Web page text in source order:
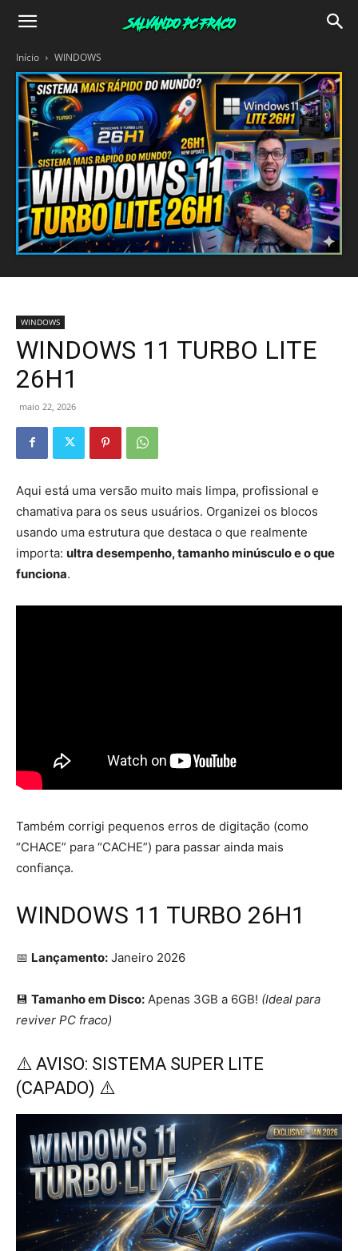
Salvando
Fraco
Início WINDOWS
WINDOWS
WINDOWS 11 TURBO LITE
26H1
maio 22, 2026
Aqui está uma versão muito mais limpa, profissional e
chamativa para os seus usuários. Organizei os blocos
usando uma estrutura que destaca o que realmente
importa: ultra desempenho, tamanho minúsculo e o que
funciona.
Também corrigi pequenos erros de digitação (como
“CHACE” para “CACHE”) para passar ainda mais
confiança.
WINDOWS 11 TURBO 26H1
📅 Lançamento: Janeiro 2026
💾 Tamanho em Disco: Apenas 3GB a 6GB! (Ideal para
reviver PC fraco)
⚠️ AVISO: SISTEMA SUPER LITE
(CAPADO) ⚠️